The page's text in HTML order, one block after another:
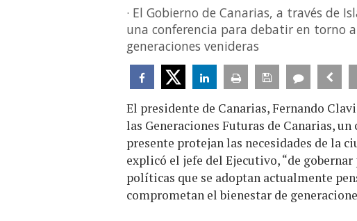
· El Gobierno de Canarias, a través de
una conferencia para debatir en torno
generaciones venideras
El presidente de Canarias, Fernando
las Generaciones Futuras de Canarias,
presente protejan las necesidades de la
explicó el jefe del Ejecutivo, “de
políticas que se adoptan actualmente
comprometan el bienestar de